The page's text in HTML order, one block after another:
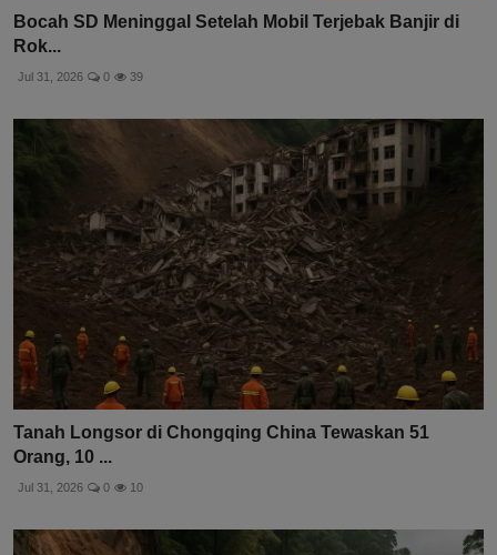
Bocah SD Meninggal Setelah Mobil Terjebak Banjir di
Rok...
Jul 31, 2026 0 39
Tanah Longsor di Chongqing China Tewaskan 51
Orang, 10 ...
Jul 31, 2026 0 10